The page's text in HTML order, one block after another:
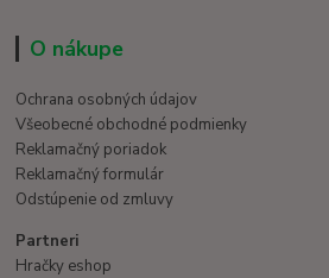
O nákupe
Ochrana osobných údajov
Všeobecné obchodné podmienky
Reklamačný poriadok
Reklamačný formulár
Odstúpenie od zmluvy
Partneri
Hračky eshop